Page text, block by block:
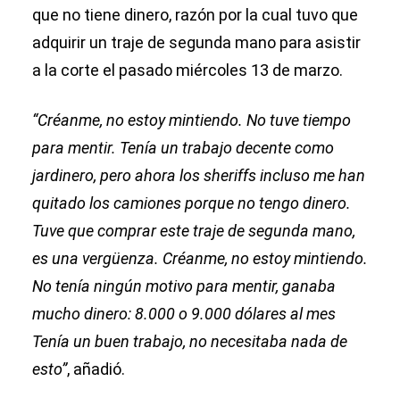
que no tiene dinero, razón por la cual tuvo que
adquirir un traje de segunda mano para asistir
a la corte el pasado miércoles 13 de marzo.
“Créanme, no estoy mintiendo. No tuve tiempo
para mentir. Tenía un trabajo decente como
jardinero, pero ahora los sheriffs incluso me han
quitado los camiones porque no tengo dinero.
Tuve que comprar este traje de segunda mano,
es una vergüenza. Créanme, no estoy mintiendo.
No tenía ningún motivo para mentir, ganaba
mucho dinero: 8.000 o 9.000 dólares al mes
Tenía un buen trabajo, no necesitaba nada de
esto”, añadió.